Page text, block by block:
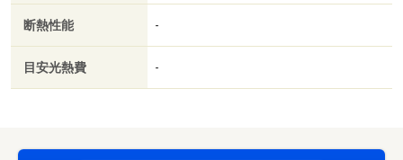
敷地内ごみ置き場／平面駐車場／プロパンガス／洗面所に
ドア／玄関収納／保証会社利用可／ＩＴ重説 対応物件／
ＬＧＢＴフレンドリー／家賃カード決済可／松山生協 堀
８ｍ／コスモス 堀江店（その他）まで９４０ｍ／ザ・ダ
断熱性能 -
目安光熱費 -